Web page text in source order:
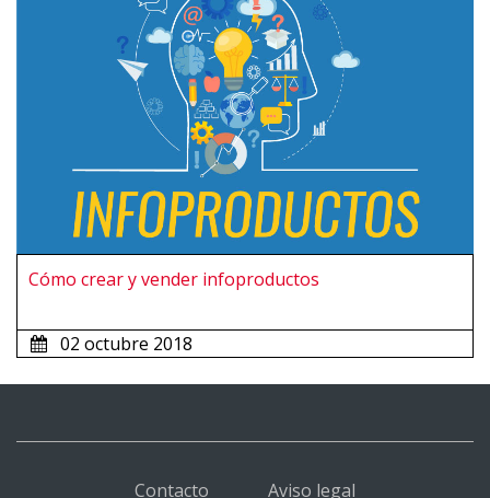
Cómo crear y vender infoproductos
02 octubre 2018
Contacto Aviso legal